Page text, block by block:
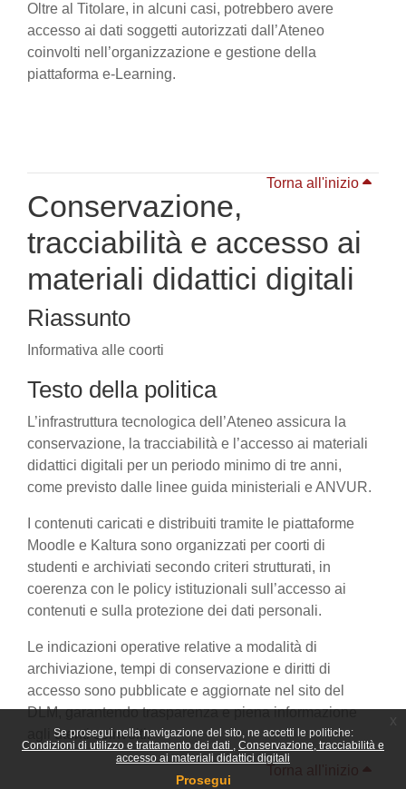
Se prosegui nella navigazione del sito, ne accetti le politiche:
Condizioni di utilizzo e trattamento dei dati
Conservazione, tracciabilità e
accesso ai materiali didattici digitali
Prosegui
Oltre al Titolare, in alcuni casi, potrebbero avere
accesso ai dati soggetti autorizzati dall’Ateneo
coinvolti nell’organizzazione e gestione della
piattaforma e-Learning.
Torna all'inizio
Conservazione,
tracciabilità e accesso ai
materiali didattici digitali
Riassunto
Informativa alle coorti
Testo della politica
L’infrastruttura tecnologica dell’Ateneo assicura la
conservazione, la tracciabilità e l’accesso ai materiali
didattici digitali per un periodo minimo di tre anni,
come previsto dalle linee guida ministeriali e ANVUR.
I contenuti caricati e distribuiti tramite le piattaforme
Moodle e Kaltura sono organizzati per coorti di
studenti e archiviati secondo criteri strutturati, in
coerenza con le policy istituzionali sull’accesso ai
contenuti e sulla protezione dei dati personali.
Le indicazioni operative relative a modalità di
archiviazione, tempi di conservazione e diritti di
accesso sono pubblicate e aggiornate nel sito del
DLM, garantendo trasparenza e piena informazione
agli utenti coinvolti.